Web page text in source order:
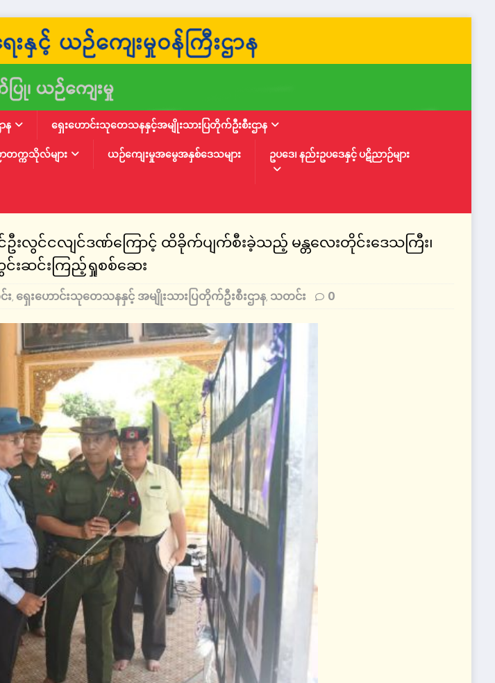
န
ရှေးဟောင်းသုတေသနနှင့်အမျိုးသားပြတိုက်ဦးစီးဌာန
တက္ကသိုလ်များ ယဉ်ကျေးမှုအမွေအနှစ်ဒေသများ ဥပဒေ၊ နည်းဥပဒေနှင့် ပဋိညာဉ်များ
ဦးလွင်ငလျင်ဒဏ်ကြောင့် ထိခိုက်ပျက်စီးခဲ့သည့် မန္တလေးတိုင်းဒေသကြီး၊
းဆင်းကြည့်ရှုစစ်ဆေး
း, ရှေးဟောင်းသုတေသနနှင့် အမျိုးသားပြတိုက်ဦးစီးဌာန, သတင်း 0